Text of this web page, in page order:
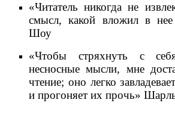
«Читатель никогда не
смысл, какой вложил в
Шоу
«Чтобы стряхнуть с
несносные мысли, мне
чтение; оно легко
и прогоняет их прочь»